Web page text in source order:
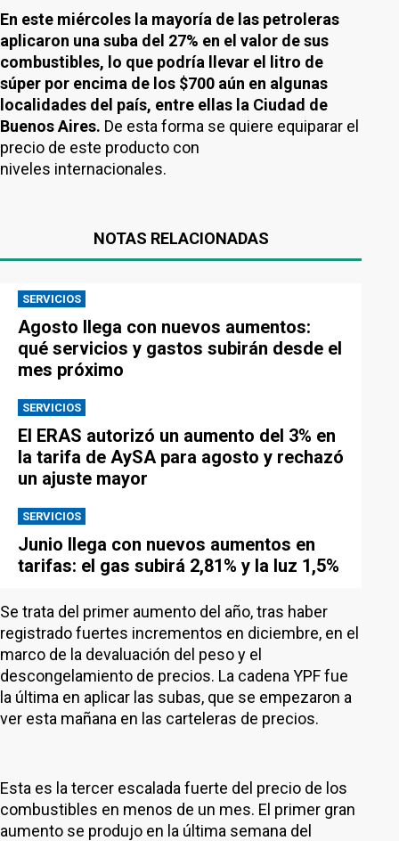
En este miércoles la mayoría de las petroleras
aplicaron una suba del 27% en el valor de sus
combustibles, lo que podría llevar el litro de
súper por encima de los $700 aún en algunas
localidades del país, entre ellas la Ciudad de
Buenos Aires. De esta forma se quiere equiparar el
precio de este producto con
niveles internacionales.
NOTAS RELACIONADAS
SERVICIOS
Agosto llega con nuevos aumentos:
qué servicios y gastos subirán desde el
mes próximo
SERVICIOS
El ERAS autorizó un aumento del 3% en
la tarifa de AySA para agosto y rechazó
un ajuste mayor
SERVICIOS
Junio llega con nuevos aumentos en
tarifas: el gas subirá 2,81% y la luz 1,5%
Se trata del primer aumento del año, tras haber
registrado fuertes incrementos en diciembre, en el
marco de la devaluación del peso y el
descongelamiento de precios. La cadena YPF fue
la última en aplicar las subas, que se empezaron a
ver esta mañana en las carteleras de precios.
Esta es la tercer escalada fuerte del precio de los
combustibles en menos de un mes. El primer gran
aumento se produjo en la última semana del